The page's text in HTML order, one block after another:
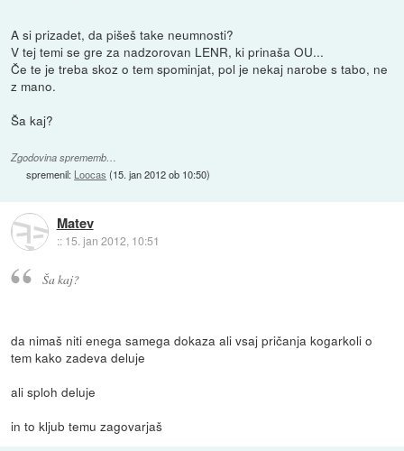
A si prizadet, da pišeš take neumnosti?
V tej temi se gre za nadzorovan LENR, ki prinaša OU...
Če te je treba skoz o tem spominjat, pol je nekaj narobe s tabo, ne
z mano.
Ša kaj?
Zgodovina sprememb…
spremenil: Loocas (15. jan 2012 ob 10:50)
Matev
:: 15. jan 2012, 10:51
Ša kaj?
da nimaš niti enega samega dokaza ali vsaj pričanja kogarkoli o
tem kako zadeva deluje
ali sploh deluje
in to kljub temu zagovarjaš